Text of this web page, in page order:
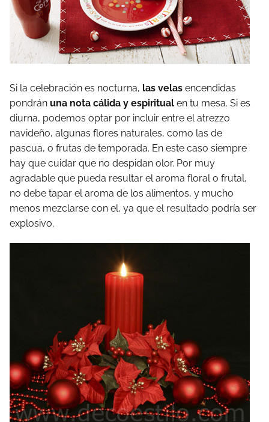
Si la celebración es nocturna, las velas encendidas
pondrán una nota cálida y espiritual en tu mesa. Si es
diurna, podemos optar por incluir entre el atrezzo
navideño, algunas flores naturales, como las de
pascua, o frutas de temporada. En este caso siempre
hay que cuidar que no despidan olor. Por muy
agradable que pueda resultar el aroma floral o frutal,
no debe tapar el aroma de los alimentos, y mucho
menos mezclarse con el, ya que el resultado podría ser
explosivo.